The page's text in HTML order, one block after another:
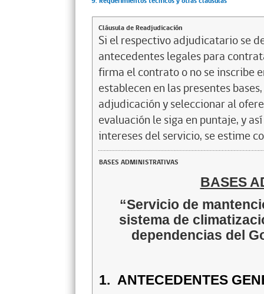
Cláusula de Readjudicación
Si el respectivo adjudicatario se
antecedentes legales para
firma el contrato o no se inscribe
establecen en las presentes
adjudicación y seleccionar al
evaluación le siga en puntaje, y
intereses del servicio, se estime
BASES ADMINISTRATIVAS
BASES
“Servicio de
sistema de
dependencias del
1. ANTECEDENTES